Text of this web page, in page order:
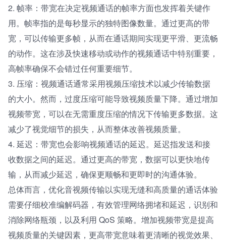
2. 帧率：带宽在决定视频通话的帧率方面也发挥着关键作
用。帧率指的是每秒显示的独特图像数量。通过更高的带
宽，可以传输更多帧，从而在通话期间实现更平滑、更流畅
的动作。这在涉及快速移动或动作的视频通话中特别重要，
高帧率确保不会错过任何重要细节。
3. 压缩：视频通话通常采用视频压缩技术以减少传输数据
的大小。然而，过度压缩可能导致视频质量下降。通过增加
视频带宽，可以在无需重度压缩的情况下传输更多数据。这
减少了视觉细节的损失，从而整体改善视频质量。
4. 延迟：带宽也会影响视频通话的延迟。延迟指发送和接
收数据之间的延迟。通过更高的带宽，数据可以更快地传
输，从而减少延迟，确保更顺畅和更即时的沟通体验。
总体而言，优化音视频传输以实现无缝和高质量的通话体验
需要仔细校准编解码器，有效管理网络拥堵和延迟，识别和
消除网络瓶颈，以及利用 QoS 策略。增加视频带宽是提高
视频质量的关键因素，更高带宽意味着更清晰的视觉效果、